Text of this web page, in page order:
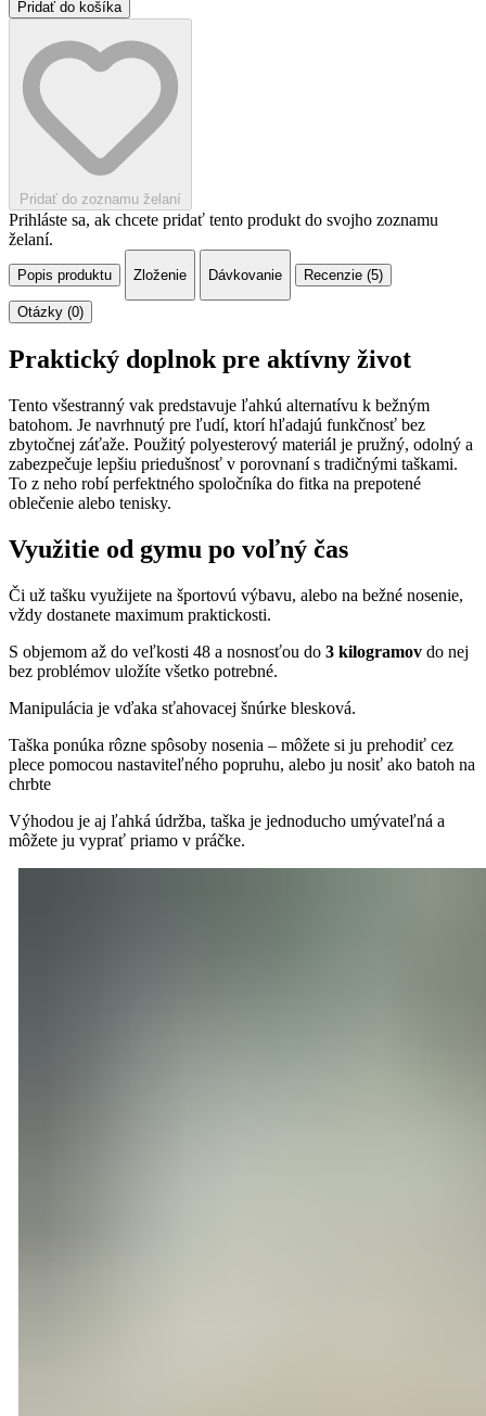
Pridať do košíka
Pridať do zoznamu želaní
Prihláste sa, ak chcete pridať tento produkt do svojho zoznamu
želaní.
Popis produktu Zloženie Dávkovanie Recenzie (5)
Otázky (0)
Praktický doplnok pre aktívny život
Tento všestranný vak predstavuje ľahkú alternatívu k bežným
batohom. Je navrhnutý pre ľudí, ktorí hľadajú funkčnosť bez
zbytočnej záťaže. Použitý polyesterový materiál je pružný, odolný a
zabezpečuje lepšiu priedušnosť v porovnaní s tradičnými taškami.
To z neho robí perfektného spoločníka do fitka na prepotené
oblečenie alebo tenisky.
Využitie od gymu po voľný čas
Či už tašku využijete na športovú výbavu, alebo na bežné nosenie,
vždy dostanete maximum praktickosti.
S objemom až do veľkosti 48 a nosnosťou do 3 kilogramov do nej
bez problémov uložíte všetko potrebné.
Manipulácia je vďaka sťahovacej šnúrke blesková.
Taška ponúka rôzne spôsoby nosenia – môžete si ju prehodiť cez
plece pomocou nastaviteľného popruhu, alebo ju nosiť ako batoh na
chrbte
Výhodou je aj ľahká údržba, taška je jednoducho umývateľná a
môžete ju vyprať priamo v práčke.